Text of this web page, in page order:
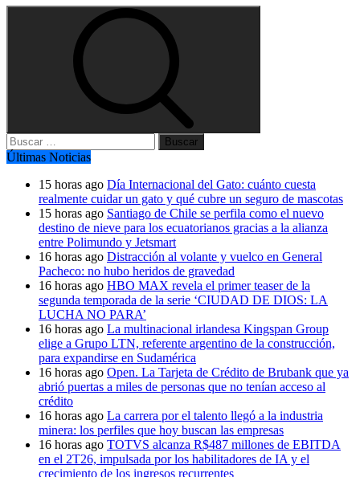
Buscar:
Últimas Noticias
15 horas ago Día Internacional del Gato: cuánto cuesta
realmente cuidar un gato y qué cubre un seguro de mascotas
15 horas ago Santiago de Chile se perfila como el nuevo
destino de nieve para los ecuatorianos gracias a la alianza
entre Polimundo y Jetsmart
16 horas ago Distracción al volante y vuelco en General
Pacheco: no hubo heridos de gravedad
16 horas ago HBO MAX revela el primer teaser de la
segunda temporada de la serie ‘CIUDAD DE DIOS: LA
LUCHA NO PARA’
16 horas ago La multinacional irlandesa Kingspan Group
elige a Grupo LTN, referente argentino de la construcción,
para expandirse en Sudamérica
16 horas ago Open. La Tarjeta de Crédito de Brubank que ya
abrió puertas a miles de personas que no tenían acceso al
crédito
16 horas ago La carrera por el talento llegó a la industria
minera: los perfiles que hoy buscan las empresas
16 horas ago TOTVS alcanza R$487 millones de EBITDA
en el 2T26, impulsada por los habilitadores de IA y el
crecimiento de los ingresos recurrentes